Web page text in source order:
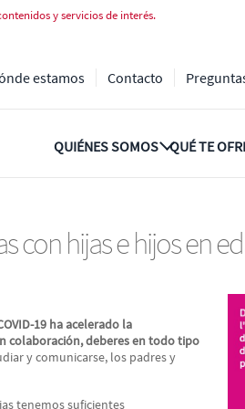
con hijas e hijos
y servicios de interés.
estamos Contacto
QUIÉNES SOMOS QUÉ TE
con hijas e hijos en
19 ha acelerado la
colaboración, deberes en todo tipo
y comunicarse, los padres y
tenemos suficientes